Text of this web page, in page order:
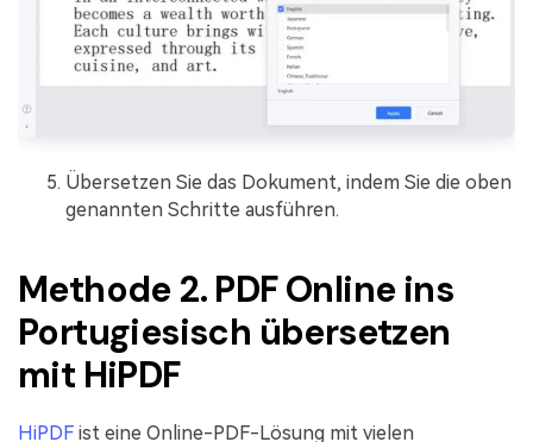
Übersetzen Sie das Dokument, indem Sie die oben
genannten Schritte ausführen.
Methode 2. PDF Online ins
Portugiesisch übersetzen
mit HiPDF
HiPDF ist eine Online-PDF-Lösung mit vielen